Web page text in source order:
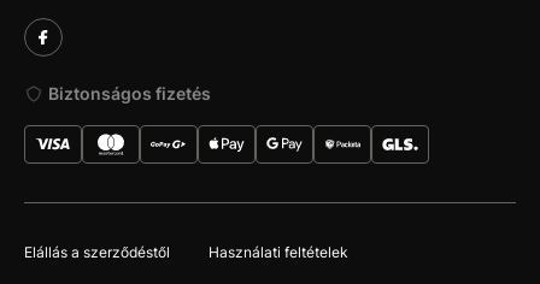
Biztonságos fizetés
Elállás a szerződéstől Használati feltételek